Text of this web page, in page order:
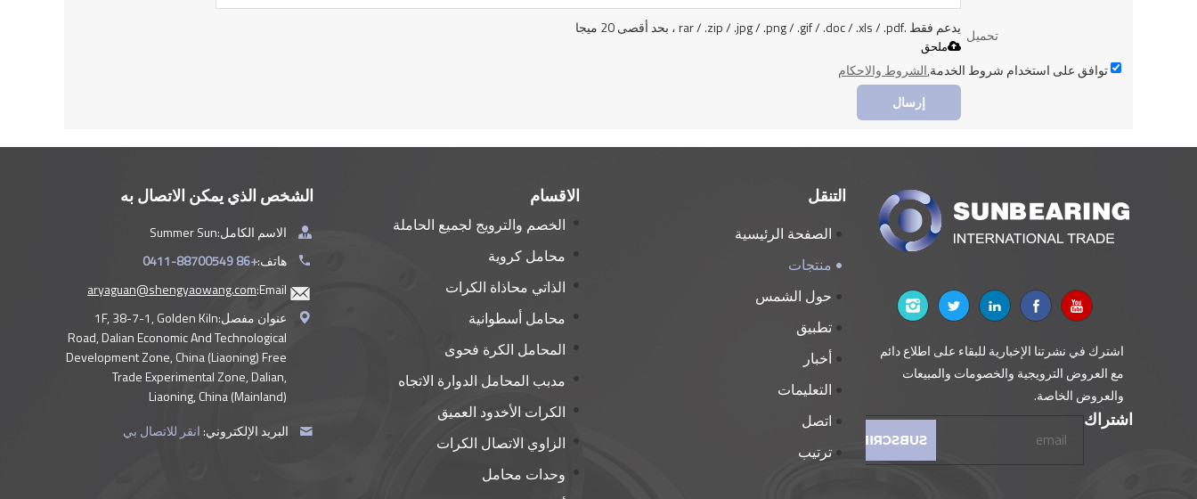
تحميل يدعم فقط .rar / .zip / .jpg / .png / .gif / .doc / .xls / .pdf ، بحد أقصى 20 ميجا
ملحق
توافق على استخدام شروط الخدمة,الشروط والاحكام
إرسال
اشترك في نشرتنا الإخبارية للبقاء على اطلاع دائم
مع العروض الترويجية والخصومات والمبيعات
والعروض الخاصة.
اشتراك
التنقل
الصفحة الرئيسية
منتجات
حول الشمس
تطبيق
أخبار
التعليمات
اتصل
ترتيب
الاقسام
الخصم والترويج لجميع الحاملة
محامل كروية
الذاتي محاذاة الكرات
محامل أسطوانية
المحامل الكرة فحوى
مدبب المحامل الدوارة الاتجاه
الكرات الأخدود العميق
الزاوي الاتصال الكرات
وحدات محامل
الشخص الذي يمكن الاتصال به
الاسم الكامل:Summer Sun
هاتف:+86 0411-88700549
Email:
aryaguan@shengyaowang.com
عنوان مفصل:1F, 38-7-1, Golden Kiln
Road, Dalian Economic And Technological
Development Zone, China (Liaoning) Free
Trade Experimental Zone, Dalian,
Liaoning, China (Mainland)
البريد الإلكتروني: انقر للاتصال بي